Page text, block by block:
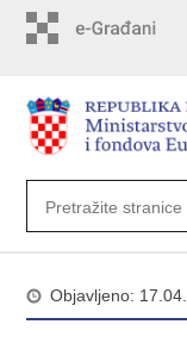
Objavljeno: